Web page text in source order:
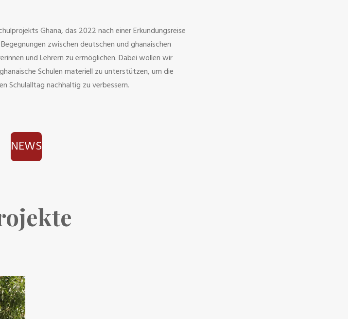
Ghana, das 2022 nach einer Erkundungsreise
zwischen deutschen und ghanaischen
und Lehrern zu ermöglichen. Dabei wollen wir
Schulen materiell zu unterstützen, um die
Schulalltag nachhaltig zu verbessern.
NEWS